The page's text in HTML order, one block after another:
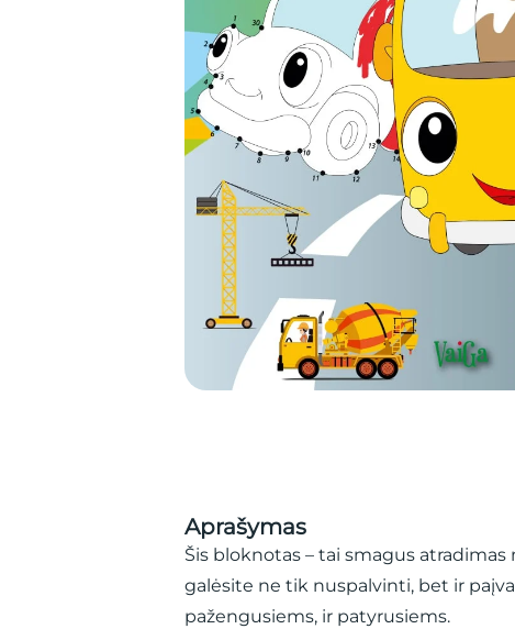
Aprašymas
Šis bloknotas – tai smagus
galėsite ne tik nuspalvinti, bet ir
pažengusiems, ir patyrusiems.